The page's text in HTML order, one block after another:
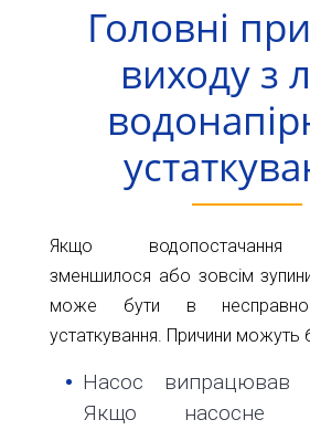
Головні
виходу з
Якщо водопостачання
зменшилося або зовсім
може бути в
устаткування. Причини можуть
Насос випрацював
Якщо насосне